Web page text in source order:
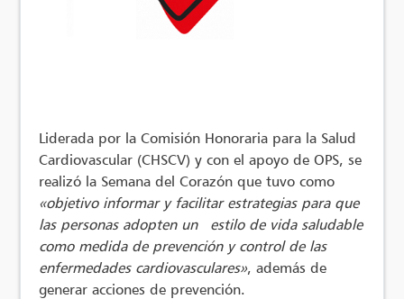
Liderada por la Comisión Honoraria para la Salud
Cardiovascular (CHSCV) y con el apoyo de OPS, se
realizó la Semana del Corazón que tuvo como
«objetivo informar y facilitar estrategias para que
las personas adopten un estilo de vida saludable
como medida de prevención y control de las
enfermedades cardiovasculares», además de
generar acciones de prevención.